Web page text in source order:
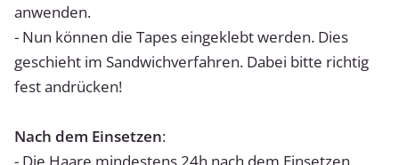
anwenden.
- Nun können die Tapes eingeklebt werden. Dies
geschieht im Sandwichverfahren. Dabei bitte richtig
fest andrücken!
Nach dem Einsetzen:
- Die Haare mindestens 24h nach dem Einsetzen